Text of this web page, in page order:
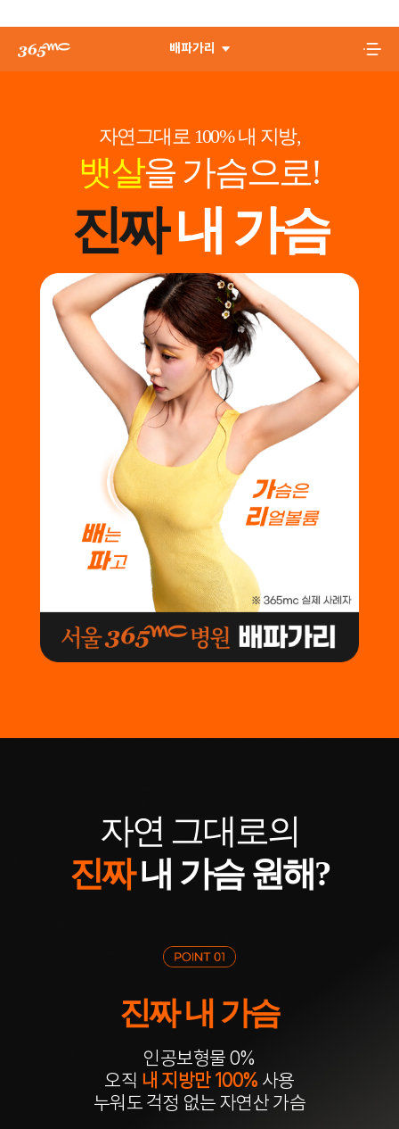
배파가리
자연그대로 100% 내 지방,
뱃살을 가슴으로!
진짜내 가슴
자연 그대로의
진짜내 가슴 원해?
진짜 내 가슴
인공보형물 0%
오직 내 지방만 100% 사용
누워도 걱정 없는 자연산 가슴